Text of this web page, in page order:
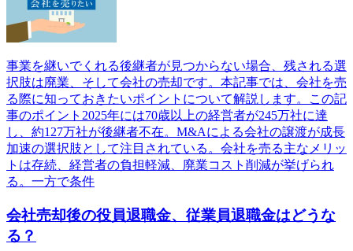
事業を継いでくれる後継者が見つからない場合、残される選
択肢は廃業、そして会社の売却です。本記事では、会社を売
る際に知っておきたいポイントについて解説します。この記
事のポイント2025年には70歳以上の経営者が245万社に達
し、約127万社が後継者不在。M&Aによる会社の譲渡が成長
加速の選択肢として注目されている。会社を売る主なメリッ
トは存続、経営者の負担軽減、廃業コスト削減が挙げられ
る。一方で条件
会社売却後の役員退職金、従業員退職金はどうな
る？